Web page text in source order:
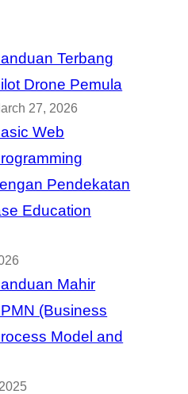
Terbang
Drone Pemula
27, 2026
Web
Pendekatan
Education
Mahir
(Business
Model and